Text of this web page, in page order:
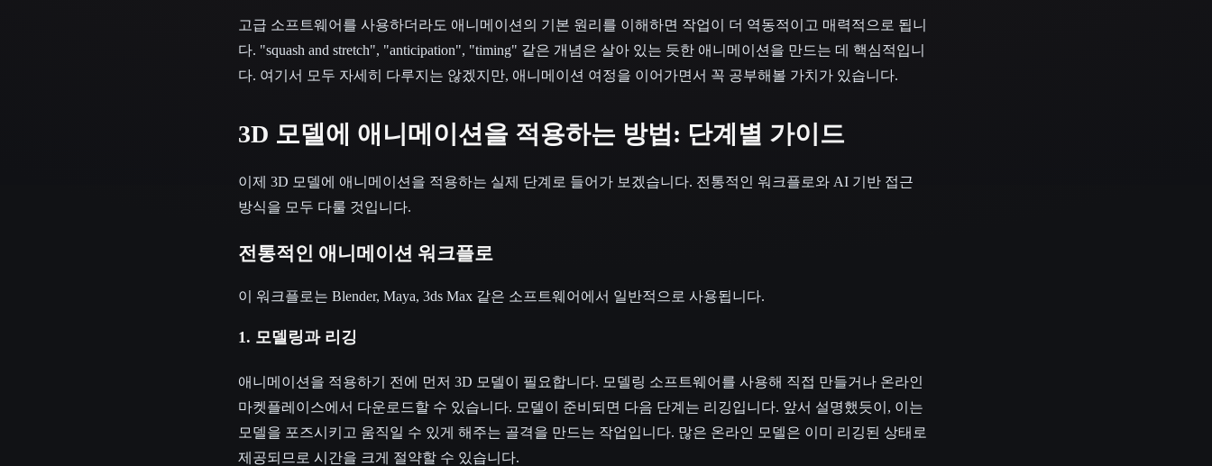
고급 소프트웨어를 사용하더라도 애니메이션의 기본 원리를 이해하면 작업이 더 역동적이고 매력적으로 됩니
다. "squash and stretch", "anticipation", "timing" 같은 개념은 살아 있는 듯한 애니메이션을 만드는 데 핵심적입니
다. 여기서 모두 자세히 다루지는 않겠지만, 애니메이션 여정을 이어가면서 꼭 공부해볼 가치가 있습니다.
3D 모델에 애니메이션을 적용하는 방법: 단계별 가이드
이제 3D 모델에 애니메이션을 적용하는 실제 단계로 들어가 보겠습니다. 전통적인 워크플로와 AI 기반 접근
방식을 모두 다룰 것입니다.
전통적인 애니메이션 워크플로
이 워크플로는 Blender, Maya, 3ds Max 같은 소프트웨어에서 일반적으로 사용됩니다.
1. 모델링과 리깅
애니메이션을 적용하기 전에 먼저 3D 모델이 필요합니다. 모델링 소프트웨어를 사용해 직접 만들거나 온라인
마켓플레이스에서 다운로드할 수 있습니다. 모델이 준비되면 다음 단계는 리깅입니다. 앞서 설명했듯이, 이는
모델을 포즈시키고 움직일 수 있게 해주는 골격을 만드는 작업입니다. 많은 온라인 모델은 이미 리깅된 상태로
제공되므로 시간을 크게 절약할 수 있습니다.